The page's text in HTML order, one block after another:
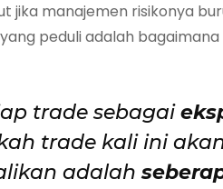
jika manajemen risikonya
peduli adalah
trade sebagai
trade kali ini
adalah